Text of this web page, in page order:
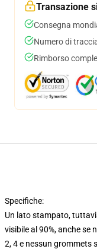
Transazione
Consegna
Numero di
Rimborso
Specifiche:
Un lato stampato,
visibile al 90%, anche se
2, 4 e nessun grommets